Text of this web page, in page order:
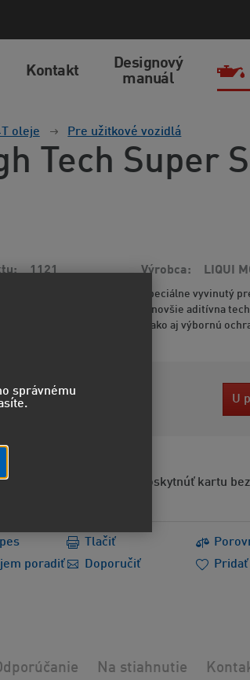
Kontakt
Designový
manuál
oleje Pre užitkové vozidlá
Tech Super
1121 Výrobca LIQUI
motorový olej. Je špeciálne vyvinutý
Akostné základové oleje a najnovšie aditívna
najvyššiu výkonovú rezervu, ako aj výbornú
U
- Na požiadanie možno poskytnúť kartu
poradiť
Doporučiť
Tlačiť
Na stiahnutie
správnému